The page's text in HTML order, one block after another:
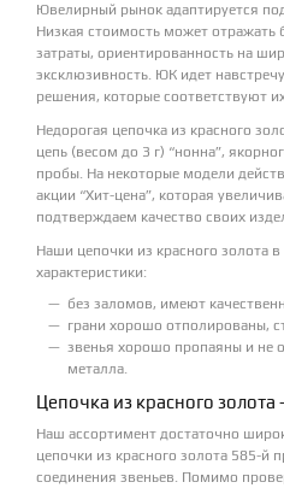
Ювелирный рынок адаптируется
Низкая стоимость может отражать
затраты, ориентированность на
эксклюзивность. ЮК идет
решения, которые соответствуют
Недорогая цепочка из красного
цепь (весом до 3 г) “нонна”,
пробы. На некоторые модели
акции “Хит-цена”, которая
подтверждаем качество своих
Наши цепочки из красного золота
характеристики:
без заломов, имеют
грани хорошо отполированы,
звенья хорошо пропаяны и не
металла.
Цепочка из красного
Наш ассортимент достаточно
цепочки из красного золота 585-й
соединения звеньев. Помимо